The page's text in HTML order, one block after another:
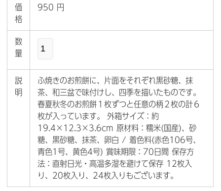
価
格
950 円
数
量
説
明
ふ焼きのお煎餅に、片面をそれぞれ黒砂糖、抹
茶、和三盆で味付けし、四季を描いたものです。
春夏秋冬のお煎餅１枚ずつと任意の柄２枚の計６
枚が入っています。 外箱サイズ：約
19.4×12.3×3.6cm 原材料：糯米(国産)、砂
糖、黒砂糖、抹茶、卵白 / 着色料(赤色106号、
青色1号、黄色4号) 賞味期限：70日間 保存方
法：直射日光・高温多湿を避けて保存 12枚入
り、20枚入り、24枚入りもございます。